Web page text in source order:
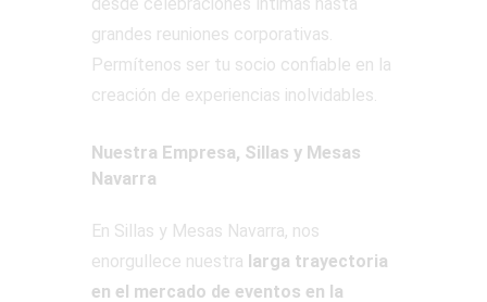
grandes reuniones corporativas.
Permítenos ser tu socio confiable en la
creación de experiencias inolvidables.
Nuestra Empresa, Sillas y Mesas
Navarra
En Sillas y Mesas Navarra, nos
enorgullece nuestra larga trayectoria
en el mercado de eventos en la